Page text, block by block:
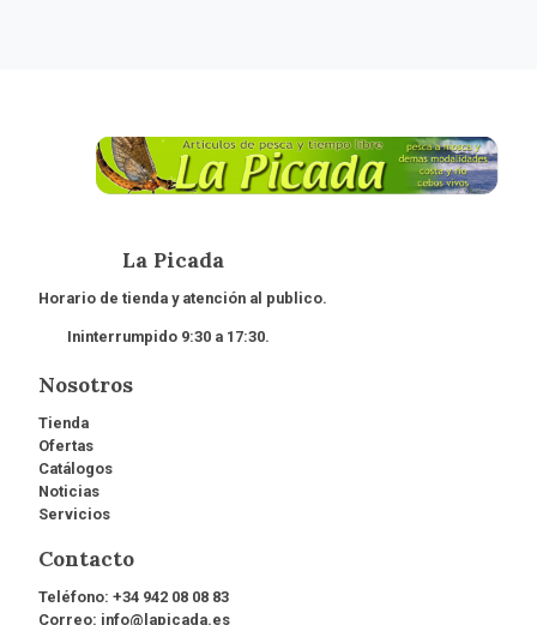
La Picada
Horario de tienda y atención al publico.
Ininterrumpido 9:30 a 17:30.
Nosotros
Tienda
Ofertas
Catálogos
Noticias
Servicios
Contacto
Teléfono: +34 942 08 08 83
Correo: info@lapicada.es